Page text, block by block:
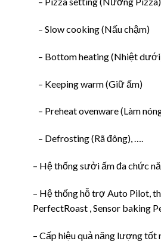
– Slow cooking (Nấu chậm)
– Bottom heating (Nhiệt
– Keeping warm (Giữ ấm)
– Preheat ovenware (Làm
– Defrosting (Rã đông), ….
– Hệ thống sưởi ấm đa chức
– Hệ thống hỗ trợ Auto Pilot,
PerfectRoast , Sensor baking
– Cấp hiệu quả năng lượng